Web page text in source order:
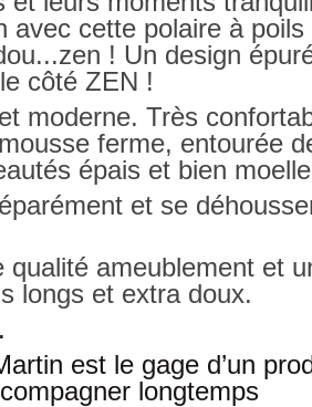
avec cette polaire à poils
! Un design
côté ZEN !
moderne. Très
ferme, entourée
épais et bien
et se
ameublement et
longs et extra doux.
est le gage d’un
longtemps